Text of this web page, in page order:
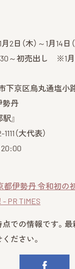
2日（木）～1月14日
～初売出し ※1月3
下京区烏丸通塩
勢丹
』
（大代表）
20:00
伊勢丹 令和初の
- PR TIMES
での情報です。最
ださい。